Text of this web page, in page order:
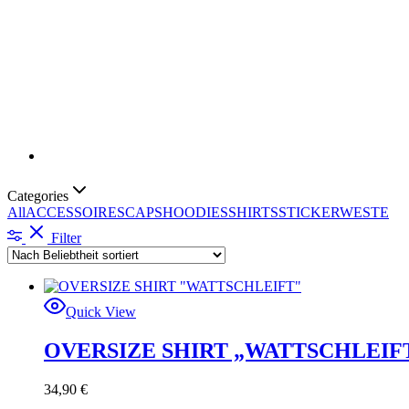
Categories
AllACCESSOIRESCAPSHOODIESSHIRTSSTICKERWESTE
Filter
Quick View
OVERSIZE SHIRT
34,90 €